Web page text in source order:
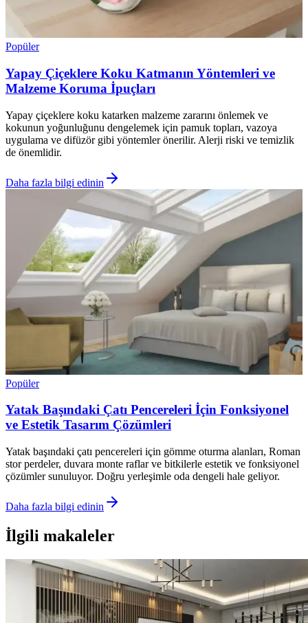
Popüler
Yapay Çiçeklere Koku Katmanın Yöntemleri ve
Malzeme Koruma İpuçları
Yapay çiçeklere koku katarken malzeme zararını önlemek ve
kokunun yoğunluğunu dengelemek için pamuk topları, vazoya
uygulama ve difüzör gibi yöntemler önerilir. Alerji riski ve temizlik
de önemlidir.
Daha fazla bilgi edinin
Popüler
Yatak Başındaki Çatı Pencereleri İçin Fonksiyonel
ve Estetik Tasarım Çözümleri
Yatak başındaki çatı pencereleri için gömme oturma alanları, Roman
stor perdeler, duvara monte raflar ve bitkilerle estetik ve fonksiyonel
çözümler sunuluyor. Doğru yerleşimle oda dengeli hale geliyor.
Daha fazla bilgi edinin
İlgili makaleler